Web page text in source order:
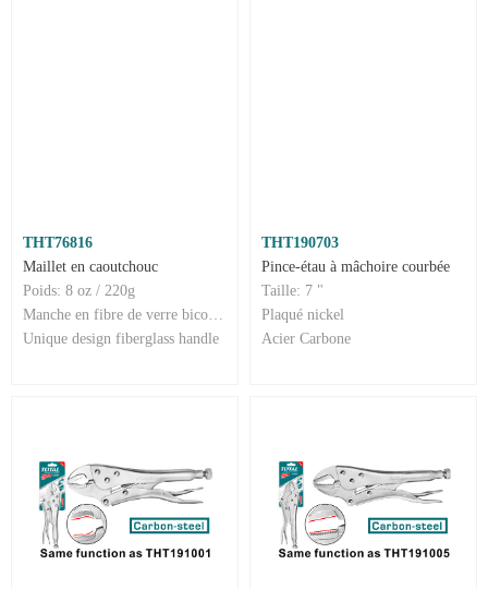
THT76816
Maillet en caoutchouc
Poids: 8 oz / 220g
Manche en fibre de verre bicolore
Unique design fiberglass handle
THT190703
Pince-étau à mâchoire courbée
Taille: 7 "
Plaqué nickel
Acier Carbone